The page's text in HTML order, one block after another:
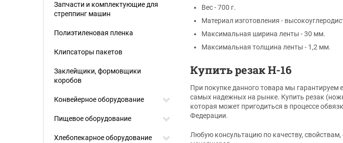
Вес - 700 г.
Материал изготовления -
Максимальная ширина ленты - 30 мм.
Максимальная толщина ленты - 1,2 мм.
Купить резак Н-16
При покупке данного товара мы
самых надежных на рынке. Купить резак
которая может пригодиться в процессе
Федерации.
Любую консультацию по качеству,
Запчасти и комплектующие для
стреппинг машин
Полиэтиленовая пленка
Клипсаторы пакетов
Заклейщики, формовщики
коробов
Конвейерное оборудование
Пищевое оборудование
Хлебопекарное оборудование